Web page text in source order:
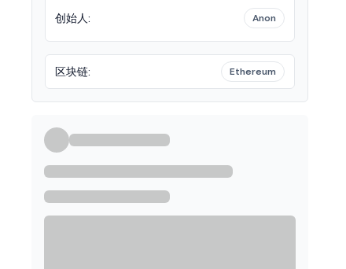
创始人: Anon
区块链: Ethereum